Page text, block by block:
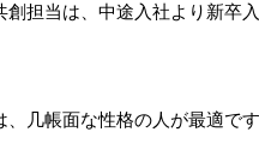
創担当は、中途入社より新卒
、几帳面な性格の人が最適で